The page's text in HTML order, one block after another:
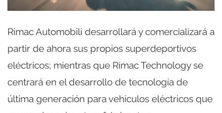
Rimac Automobili desarrollará y comercializará a
partir de ahora sus propios superdeportivos
eléctricos; mientras que Rimac Technology se
centrará en el desarrollo de tecnología de
última generación para vehículos eléctricos que